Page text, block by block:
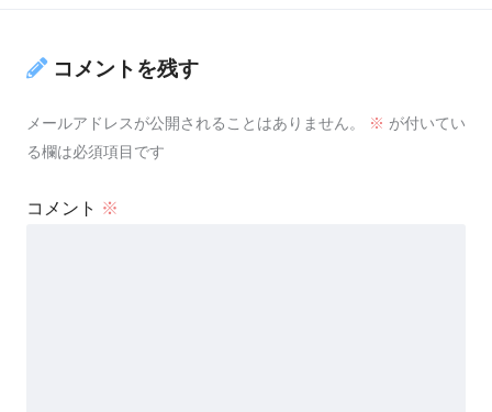
コメントを残す
メールアドレスが公開されることはありません。 ※ が付いてい
る欄は必須項目です
コメント ※